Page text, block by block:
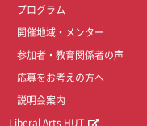
プログラム
開催地域・メンター
参加者・教育関係者の声
応募をお考えの方へ
説明会案内
Liberal Arts HUT